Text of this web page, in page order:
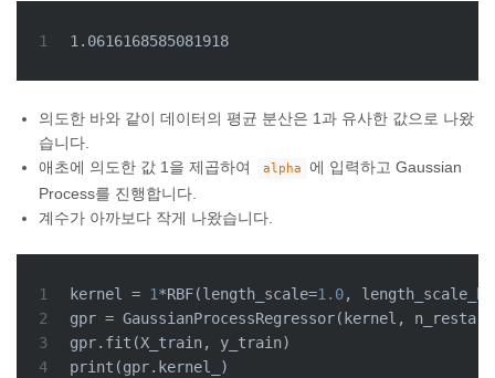
1 1.0616168585081918
의도한 바와 같이 데이터의 평균 분산은 1과 유사한 값으로 나왔
습니다.
애초에 의도한 값 1을 제곱하여
alpha
에 입력하고 Gaussian
Process를 진행합니다.
계수가 아까보다 작게 나왔습니다.
1
2
3
4
kernel = 1*RBF(length_scale=1.0,
gpr = GaussianProcessRegressor(kernel,
gpr.fit(X_train, y_train)
print (gpr.kernel_)